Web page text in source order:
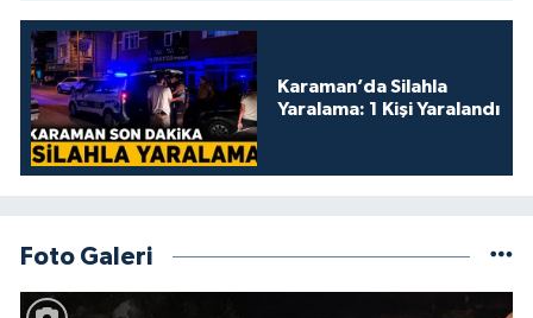
Karaman’da Silahla
Yaralama: 1 Kişi Yaralandı
Foto Galeri